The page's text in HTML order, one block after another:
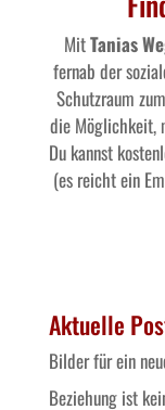
MitTanias
fernab der
Schutzraum
die Möglichkeit,
Du kannst
(es reicht ein
Aktuelle
Bilder für ein
Beziehung ist